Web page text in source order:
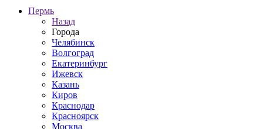
Пермь
Назад
Города
Челябинск
Волгоград
Екатеринбург
Ижевск
Казань
Киров
Краснодар
Красноярск
Москва